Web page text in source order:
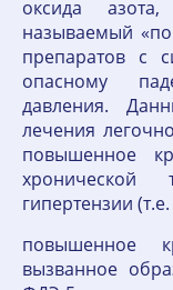
оксида
называемый
препаратов с
опасному
давления.
лечения
повышенное
хронической
гипертензии (т.е.
повышенное
вызванное